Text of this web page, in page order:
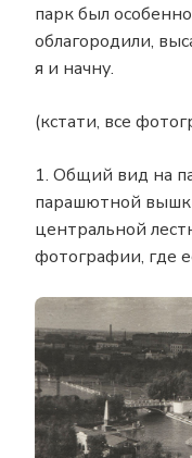
парк был
облагородили,
я и начну.
(кстати, все
1. Общий вид на
парашютной
центральной
фотографии, где